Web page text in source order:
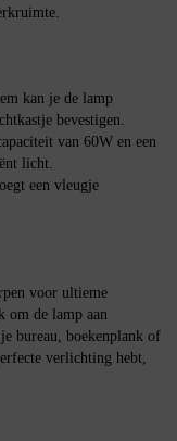
kan je de lamp
bevestigen.
van 60W en een
licht.
een vleugje
voor ultieme
de lamp aan
bureau, boekenplank of
verlichting hebt,